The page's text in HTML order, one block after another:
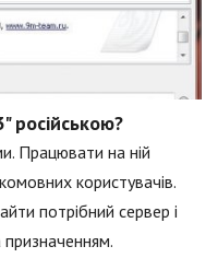
російською?
Працювати на ній
користувачів.
потрібний сервер і